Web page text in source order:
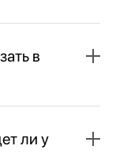
в
ли у